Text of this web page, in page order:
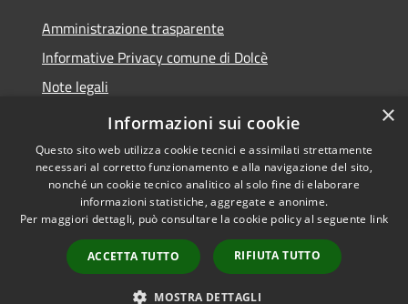
Amministrazione trasparente
Informative Privacy comune di Dolcè
Note legali
Dichiarazione di accessibilità
Accessibilità
Copyright © 2026 • Comune di
Dolcè • Powered by
Municipium•
Accesso
redazione
×
Informazioni sui cookie
Questo sito web utilizza cookie tecnici e assimilati strettamente
necessari al corretto funzionamento e alla navigazione del sito,
nonché un cookie tecnico analitico al solo fine di elaborare
informazioni statistiche, aggregate e anonime.
Per maggiori dettagli, può consultare la cookie policy al seguente link
ACCETTA TUTTO RIFIUTA TUTTO
MOSTRA DETTAGLI